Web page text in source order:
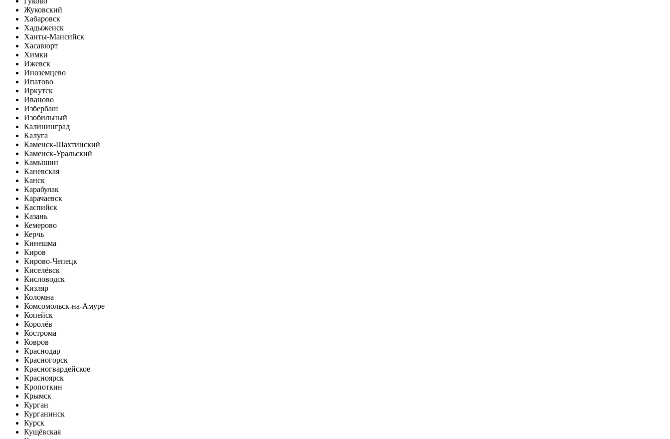
Жуковский
Хабаровск
Хадыженск
Ханты-Мансийск
Хасавюрт
Химки
Ижевск
Иноземцево
Ипатово
Иркутск
Иваново
Избербаш
Изобильный
Калининград
Калуга
Каменск-Шахтинский
Каменск-Уральский
Камышин
Каневская
Канск
Карабулак
Карачаевск
Каспийск
Казань
Кемерово
Керчь
Кинешма
Киров
Кирово-Чепецк
Киселёвск
Кисловодск
Кизляр
Коломна
Комсомольск-на-Амуре
Копейск
Королёв
Кострома
Ковров
Краснодар
Красногорск
Красногвардейское
Красноярск
Кропоткин
Крымск
Курган
Курганинск
Курск
Кущёвская